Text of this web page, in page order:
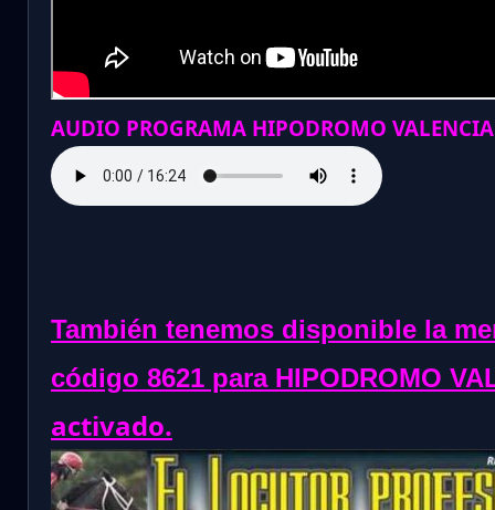
AUDIO PROGRAMA HIPODROMO
También tenemos disponible la
código 8621 para HIPODROMO
activado.